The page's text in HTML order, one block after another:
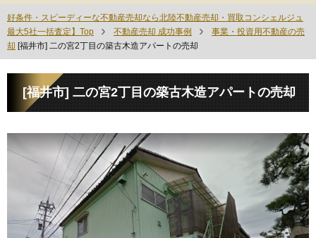
好条件・スピーディーな不動産売却なら北陸不動産売却・買取コンシェルジュ
最大5社一括査定】Top
不動産売却 成功事例
事業・投資用不動産の売
却 [福井市] 二の宮2丁目の築古木造アパートの売却
[福井市] 二の宮2丁目の築古木造アパートの売却